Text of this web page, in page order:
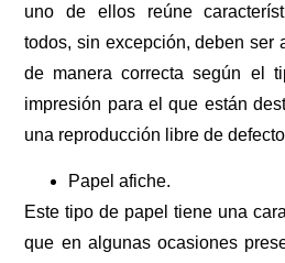
uno de ellos reúne
todos, sin excepción, deben ser
de manera correcta según el
impresión para el que están
una reproducción libre de
Papel afiche.
Este tipo de papel tiene una
que en algunas ocasiones